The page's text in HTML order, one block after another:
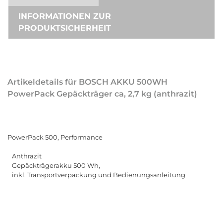
INFORMATIONEN ZUR
PRODUKTSICHERHEIT
Artikeldetails für BOSCH AKKU 500WH
PowerPack Gepäckträger ca, 2,7 kg (anthrazit)
PowerPack 500, Performance
Anthrazit
Gepäckträgerakku 500 Wh,
inkl. Transportverpackung und Bedienungsanleitung